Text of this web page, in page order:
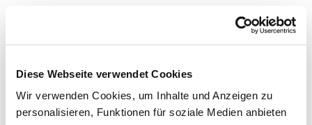
Diese Webseite verwendet Cookies
Wir verwenden Cookies, um Inhalte und Anzeigen zu
personalisieren, Funktionen für soziale Medien anbieten